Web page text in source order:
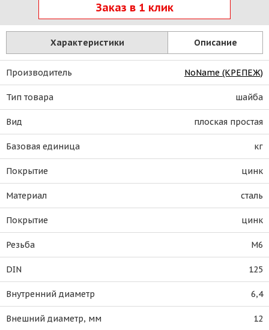
Заказ в 1 клик
Характеристики Описание
Производитель NoName (КРЕПЕЖ)
Тип товара шайба
Вид плоская простая
Базовая единица кг
Покрытие цинк
Материал сталь
Покрытие цинк
Резьба М6
DIN 125
Внутренний диаметр 6,4
Внешний диаметр, мм 12